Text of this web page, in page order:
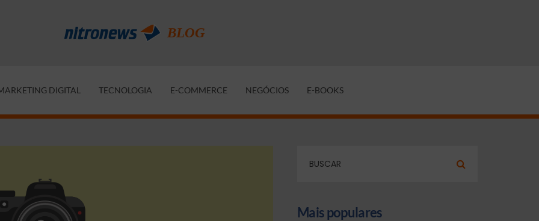
DIGITAL TECNOLOGIA E-COMMERCE NEGÓCIOS E-BOOKS
Mais populares